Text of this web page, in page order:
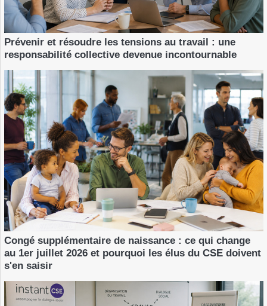
Prévenir et résoudre les tensions au travail : une
responsabilité collective devenue incontournable
Congé supplémentaire de naissance : ce qui change
au 1er juillet 2026 et pourquoi les élus du CSE doivent
s'en saisir